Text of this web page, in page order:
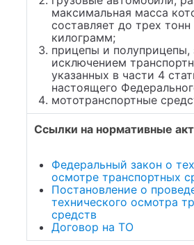
максимальная масса
составляет до трех тонн
килограмм;
прицепы и полуприцепы,
исключением
указанных в части 4
настоящего
мототранспортные
Ссылки на нормативные
Федеральный закон о
осмотре транспортных
Постановление о
технического осмотра
средств
Договор на ТО